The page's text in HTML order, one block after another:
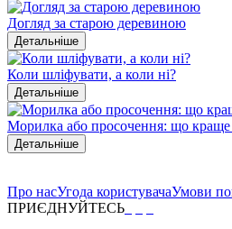
Догляд за старою деревиною
Детальніше
Коли шліфувати, а коли ні?
Детальніше
Морилка або просочення: що краще
Детальніше
Про насУгода користувачаУмови
ПРИЄДНУЙТЕСЬ